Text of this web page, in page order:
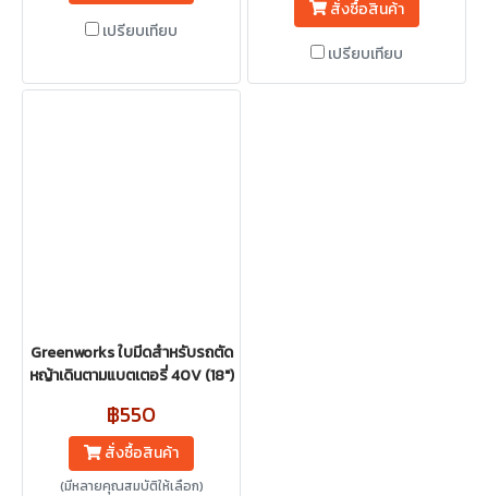
เปรียบเทียบ
สั่งซื้อสินค้า
เปรียบเทียบ
Greenworks ใบมีดสำหรับรถตัด
หญ้าเดินตามแบตเตอรี่ 40V (18")
฿550
สั่งซื้อสินค้า
(มีหลายคุณสมบัติให้เลือก)